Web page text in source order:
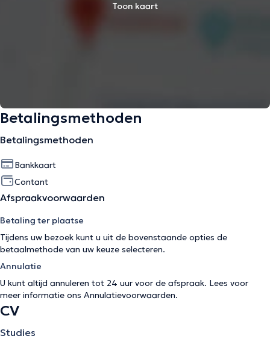
Toon kaart
Betalingsmethoden
Betalingsmethoden
Bankkaart
Contant
Afspraakvoorwaarden
Betaling ter plaatse
Tijdens uw bezoek kunt u uit de bovenstaande opties de
betaalmethode van uw keuze selecteren.
Annulatie
U kunt altijd annuleren tot 24 uur voor de afspraak. Lees voor
meer informatie ons Annulatievoorwaarden.
CV
Studies